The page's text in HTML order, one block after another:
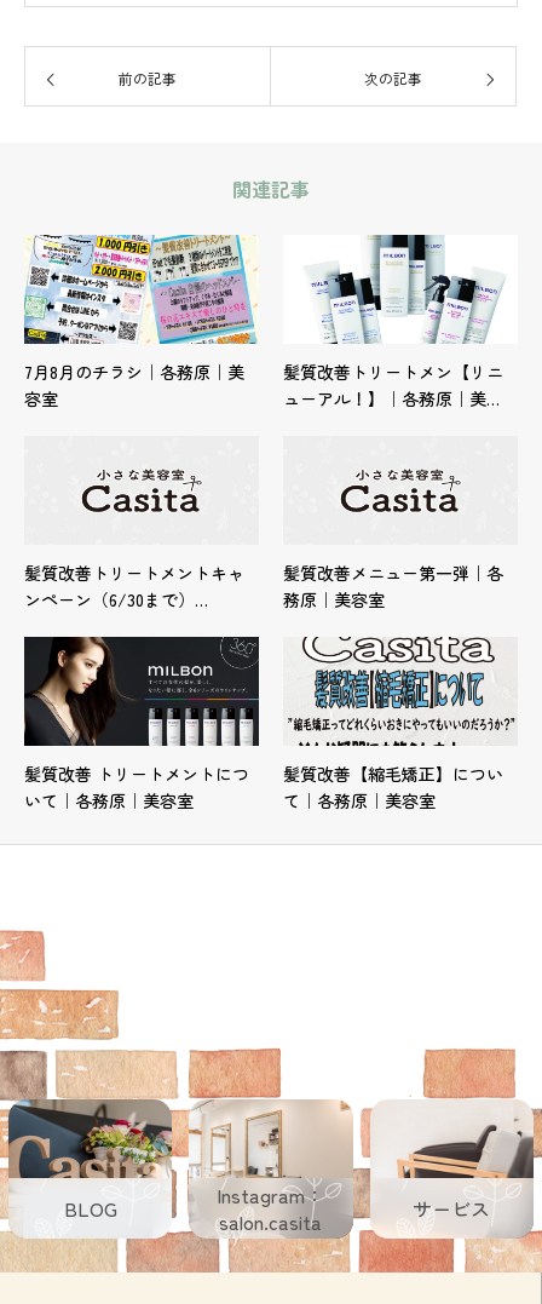
前の記事 次の記事
関連記事
7月8月のチラシ｜各務原｜美
容室
髪質改善トリートメン【リニ
ューアル！】｜各務原｜美…
髪質改善トリートメントキャ
ンペーン（6/30まで）…
髪質改善メニュー第一弾｜各
務原｜美容室
髪質改善 トリートメントにつ
いて｜各務原｜美容室
髪質改善【縮毛矯正】につい
て｜各務原｜美容室
BLOG
Instagram：
salon.casita
サービス